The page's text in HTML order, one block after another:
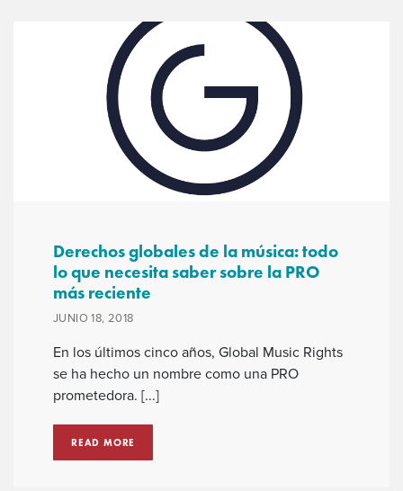
Derechos globales de la música: todo
lo que necesita saber sobre la PRO
más reciente
JUNIO 18, 2018
En los últimos cinco años, Global Music Rights
se ha hecho un nombre como una PRO
prometedora. [...]
READ MORE